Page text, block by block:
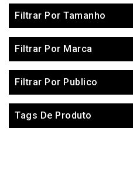
Filtrar Por Tamanho
Filtrar Por Marca
Filtrar Por Publico
Tags De Produto